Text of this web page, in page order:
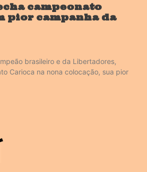
campeonato
pior campanha da
brasileiro e da Libertadores,
Carioca na nona colocação, sua pior